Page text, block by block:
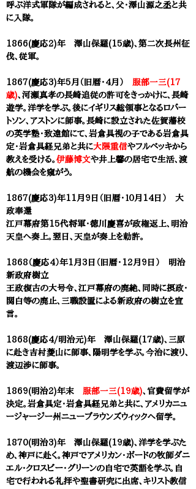
呼ぶ洋式軍隊が編成されると、父・澤山源之丞と共
に入隊。
1866(慶応2)年 澤山保羅(15歳)、第二次長州征
伐、従軍。
1867(慶応3)年5月（旧暦・4月） 服部一三(17
歳)、河瀬真孝の長崎追従の許可をきっかけに、長崎
遊学。洋学を学ぶ。後にイギリス総領事となるロバー
トソン、アストンに師事。長崎に設立された佐賀藩校
の英学塾・致遠館にて、岩倉具視の子である岩倉具
定・岩倉具経兄弟と共に大隈重信やフルベッキから
教えを受ける。 伊藤博文や井上馨の居宅で生活、渡
航の機会を窺がう。
1867(慶応3)年11月9日（旧暦・１０月14日） 大
政奉還
江戸幕府第15代将軍・徳川慶喜が政権返上、明治
天皇へ奏上。翌日、天皇が奏上を勅許。
1868（慶応4）年1月3日（旧暦・12月9日） 明治
新政府樹立
王政復古の大号令、江戸幕府の廃絶、同時に摂政・
関白等の廃止、三職設置による新政府の樹立を宣
言。
1868(慶応4/明治元)年 澤山保羅(17歳)、三原
に赴き吉村菱山に師事、陽明学を学ぶ。今治に渡り、
渡辺渉に師事。
1869(明治2)年末 服部一三(19歳)、官費留学が
決定。岩倉具定・岩倉具経兄弟と共に、アメリカニュ
ージャージー州ニューブラウンズウィックへ留学。
1870(明治3)年 澤山保羅(19歳)、洋学を学ぶた
め、神戸に赴く。神戸でアメリカン・ボードの牧師ダニ
エル・クロスビー・グリーンの自宅で英語を学ぶ。自
宅で行われる礼拝や聖書研究に出席、キリスト教信